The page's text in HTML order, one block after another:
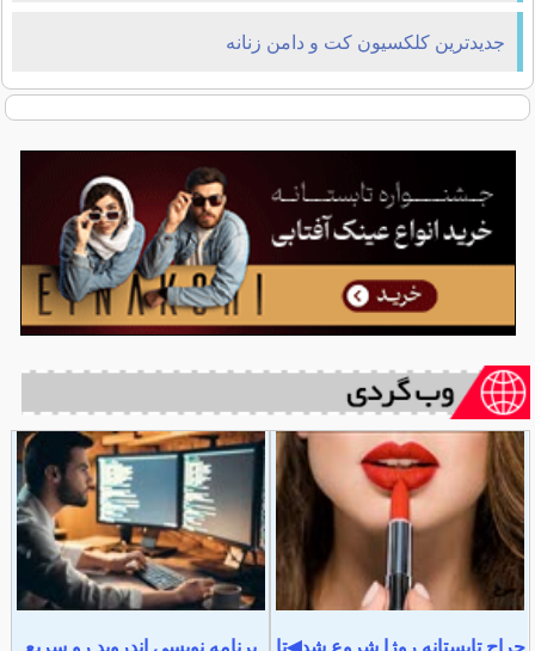
جدیدترین کلکسیون کت و دامن زنانه
حراج تابستانه روژا شروع شد◀تا
برنامه نویسی اندروید رو سریع